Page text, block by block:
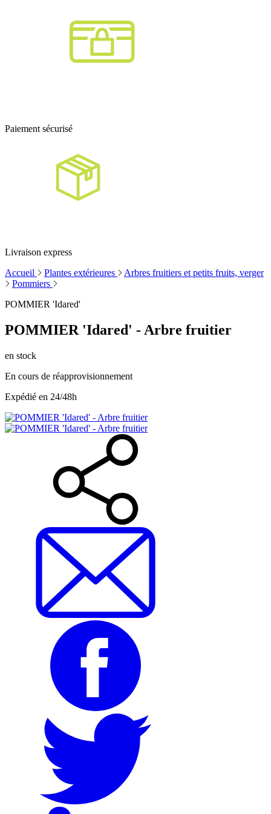
Paiement sécurisé
Livraison express
Accueil
Plantes extérieures
Arbres fruitiers et petits fruits, verger
Pommiers
POMMIER 'Idared'
POMMIER 'Idared' - Arbre fruitier
en stock
En cours de réapprovisionnement
Expédié en 24/48h